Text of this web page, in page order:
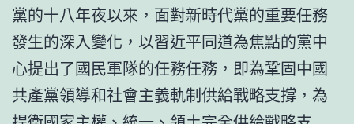
黨的十八年夜以來，面對新時代黨的重要任務
發生的深入變化，以習近平同道為焦點的黨中
心提出了國民軍隊的任務任務，即為鞏固中國
共產黨領導和社會主義軌制供給戰略支撐，為